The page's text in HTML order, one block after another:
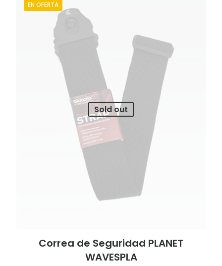
EN OFERTA
Sold out
Correa de Seguridad PLANET
WAVESPLA